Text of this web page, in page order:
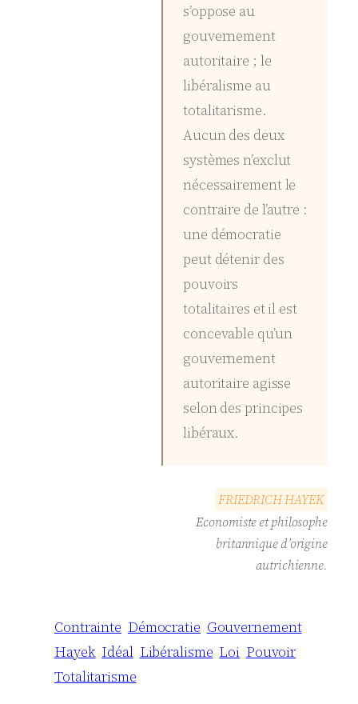
s’oppose au
gouvernement
autoritaire ; le
libéralisme au
totalitarisme.
Aucun des deux
systèmes n’exclut
nécessairement le
contraire de l’autre :
une démocratie
peut détenir des
pouvoirs
totalitaires et il est
concevable qu’un
gouvernement
autoritaire agisse
selon des principes
libéraux.
FRIEDRICHHAYEK
Economiste et philosophe
britannique d’origine
autrichienne.
Contrainte Démocratie Gouvernement
Hayek Idéal Libéralisme Loi Pouvoir
Totalitarisme